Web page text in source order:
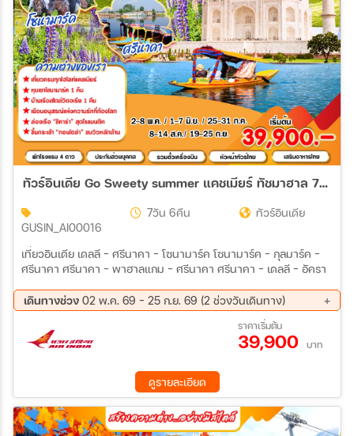
ทัวร์อินเดีย Go Sweety summer แคชเมียร์ ทัชมาฮาล 7วัน 6คืน (AI)
GUSIN_AI00016
7วัน 6คืน ทัวร์อินเดีย
เที่ยวอินเดีย เดลลี - ศรีนาคา - โซนามาร์ค โซนามาร์ค - กุลมาร์ค -
ศรีนาคา ศรีนาคา - พาฮาลแกม - ศรีนาคา ศรีนาคา - เดลลี - อัครา
เดินทางช่วง 02 พ.ค. 69 - 25 ก.ย. 69 (2 ช่วงวันเดินทาง)
19 ก.ย. 69 - 25 ก.ย. 69
ราคาเริ่มต้น
39,900 บาท
ดูรายละเอียด